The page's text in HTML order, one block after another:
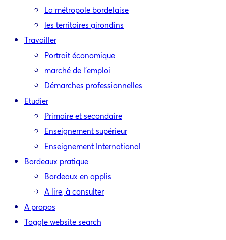
La métropole bordelaise
les territoires girondins
Travailler
Portrait économique
marché de l’emploi
Démarches professionnelles
Etudier
Primaire et secondaire
Enseignement supérieur
Enseignement International
Bordeaux pratique
Bordeaux en applis
A lire, à consulter
A propos
Toggle website search